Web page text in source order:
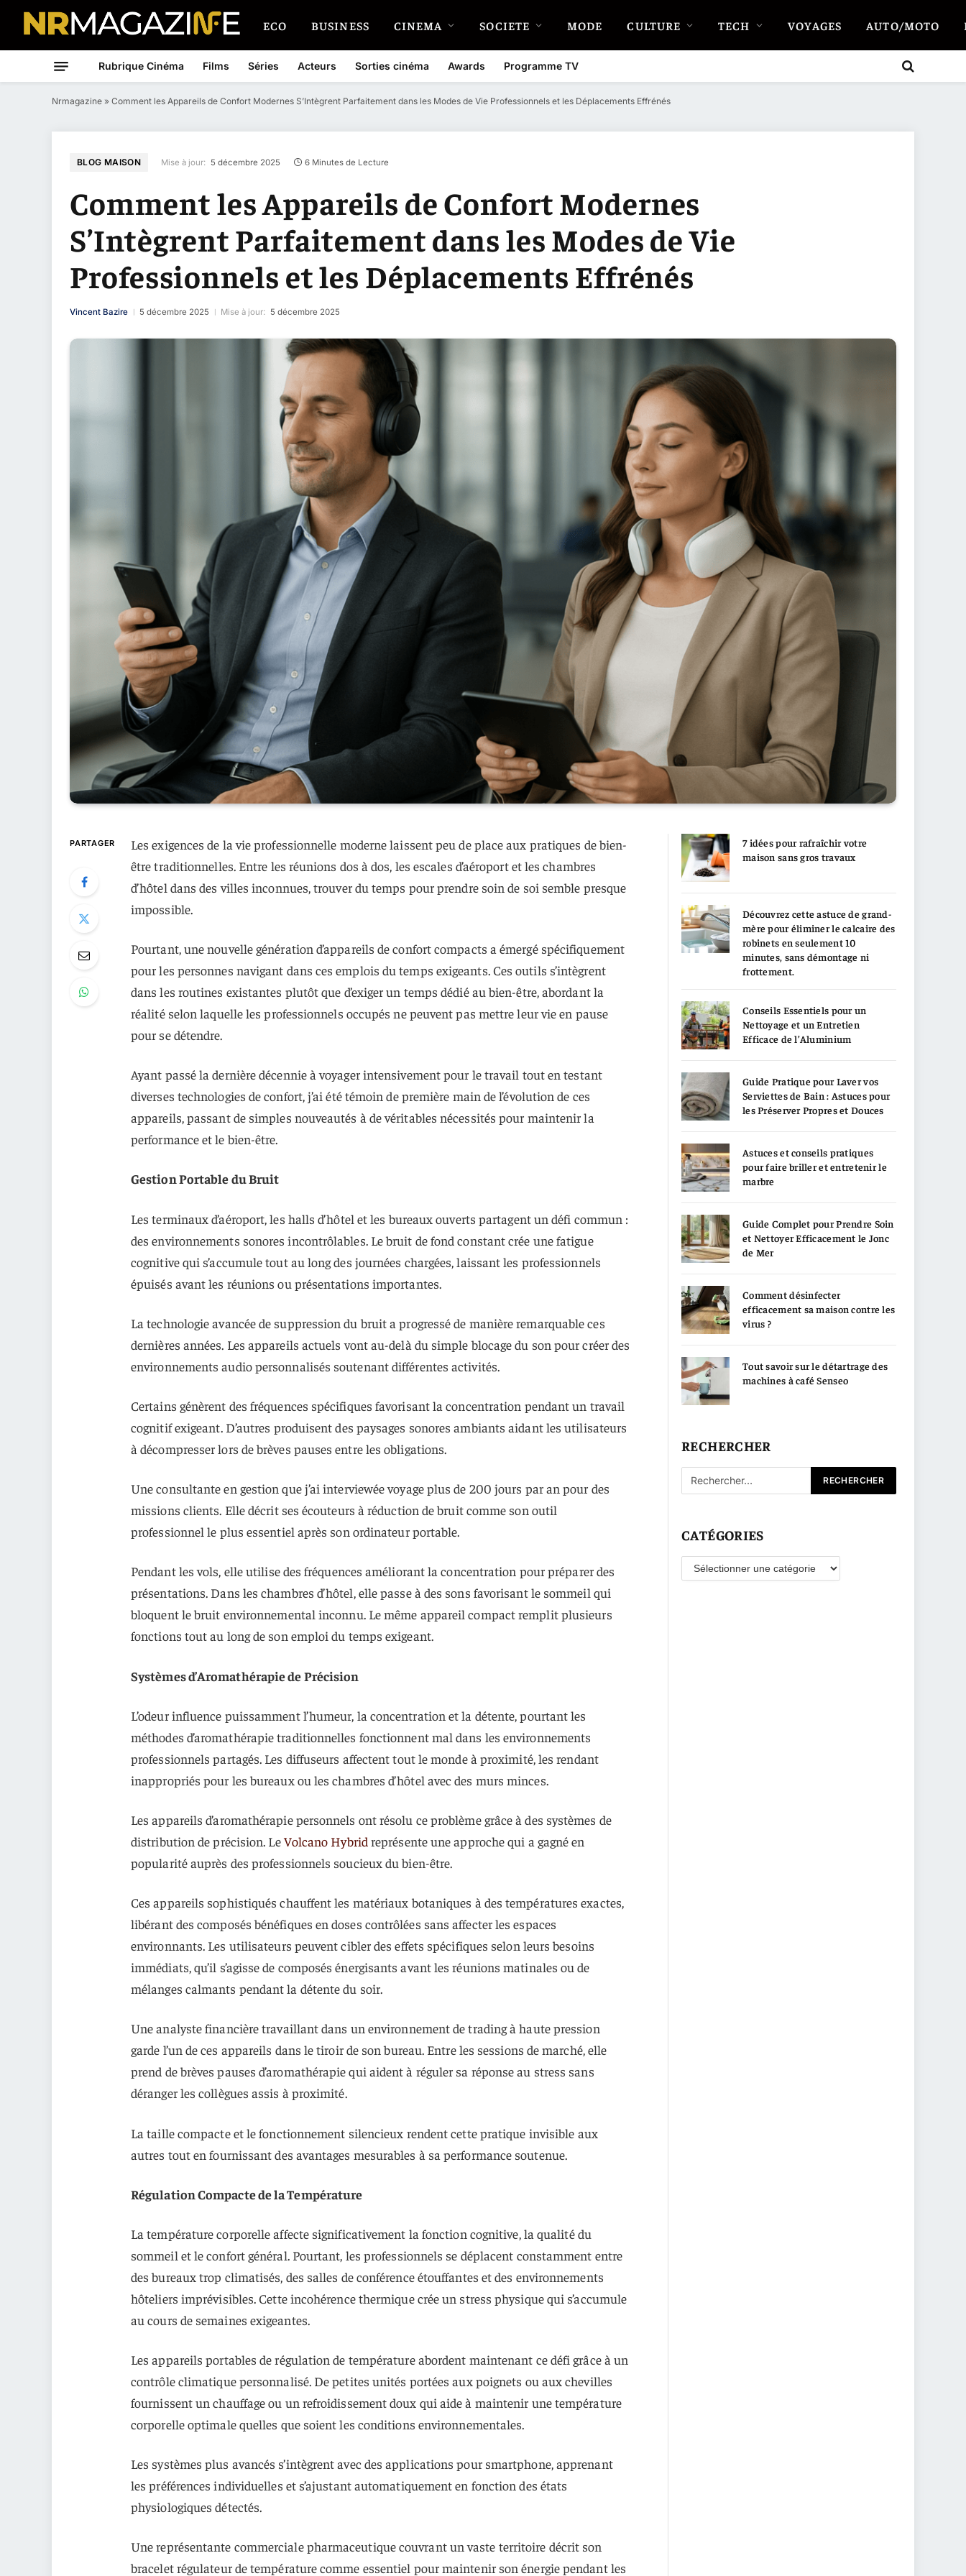
ECO BUSINESS CINEMA SOCIETE MODE CULTURE TECH VOYAGES AUTO/MOTO
Rubrique Cinéma Films Séries Acteurs Sorties cinéma Awards Programme TV
Nrmagazine » Comment les Appareils de Confort Modernes S’Intègrent Parfaitement dans les Modes de Vie Professionnels et les Déplacements Effrénés
BLOG MAISON Mise à jour: 5 décembre 2025 6 Minutes de Lecture
Comment les Appareils de Confort Modernes
S’Intègrent Parfaitement dans les Modes de Vie
Professionnels et les Déplacements Effrénés
Vincent Bazire 5 décembre 2025 Mise à jour: 5 décembre 2025
PARTAGER
Les exigences de la vie professionnelle moderne laissent peu de place aux pratiques de bien-
être traditionnelles. Entre les réunions dos à dos, les escales d’aéroport et les chambres
d’hôtel dans des villes inconnues, trouver du temps pour prendre soin de soi semble presque
impossible.
Pourtant, une nouvelle génération d’appareils de confort compacts a émergé spécifiquement
pour les personnes navigant dans ces emplois du temps exigeants. Ces outils s’intègrent
dans les routines existantes plutôt que d’exiger un temps dédié au bien-être, abordant la
réalité selon laquelle les professionnels occupés ne peuvent pas mettre leur vie en pause
pour se détendre.
Ayant passé la dernière décennie à voyager intensivement pour le travail tout en testant
diverses technologies de confort, j’ai été témoin de première main de l’évolution de ces
appareils, passant de simples nouveautés à de véritables nécessités pour maintenir la
performance et le bien-être.
Gestion Portable du Bruit
Les terminaux d’aéroport, les halls d’hôtel et les bureaux ouverts partagent un défi commun :
des environnements sonores incontrôlables. Le bruit de fond constant crée une fatigue
cognitive qui s’accumule tout au long des journées chargées, laissant les professionnels
épuisés avant les réunions ou présentations importantes.
La technologie avancée de suppression du bruit a progressé de manière remarquable ces
dernières années. Les appareils actuels vont au-delà du simple blocage du son pour créer des
environnements audio personnalisés soutenant différentes activités.
Certains génèrent des fréquences spécifiques favorisant la concentration pendant un travail
cognitif exigeant. D’autres produisent des paysages sonores ambiants aidant les utilisateurs
à décompresser lors de brèves pauses entre les obligations.
Une consultante en gestion que j’ai interviewée voyage plus de 200 jours par an pour des
missions clients. Elle décrit ses écouteurs à réduction de bruit comme son outil
professionnel le plus essentiel après son ordinateur portable.
Pendant les vols, elle utilise des fréquences améliorant la concentration pour préparer des
présentations. Dans les chambres d’hôtel, elle passe à des sons favorisant le sommeil qui
bloquent le bruit environnemental inconnu. Le même appareil compact remplit plusieurs
fonctions tout au long de son emploi du temps exigeant.
Systèmes d’Aromathérapie de Précision
L’odeur influence puissamment l’humeur, la concentration et la détente, pourtant les
méthodes d’aromathérapie traditionnelles fonctionnent mal dans les environnements
professionnels partagés. Les diffuseurs affectent tout le monde à proximité, les rendant
inappropriés pour les bureaux ou les chambres d’hôtel avec des murs minces.
Les appareils d’aromathérapie personnels ont résolu ce problème grâce à des systèmes de
distribution de précision. LeVolcano Hybridreprésente une approche qui a gagné en
popularité auprès des professionnels soucieux du bien-être.
Ces appareils sophistiqués chauffent les matériaux botaniques à des températures exactes,
libérant des composés bénéfiques en doses contrôlées sans affecter les espaces
environnants. Les utilisateurs peuvent cibler des effets spécifiques selon leurs besoins
immédiats, qu’il s’agisse de composés énergisants avant les réunions matinales ou de
mélanges calmants pendant la détente du soir.
Une analyste financière travaillant dans un environnement de trading à haute pression
garde l’un de ces appareils dans le tiroir de son bureau. Entre les sessions de marché, elle
prend de brèves pauses d’aromathérapie qui aident à réguler sa réponse au stress sans
déranger les collègues assis à proximité.
La taille compacte et le fonctionnement silencieux rendent cette pratique invisible aux
autres tout en fournissant des avantages mesurables à sa performance soutenue.
Régulation Compacte de la Température
La température corporelle affecte significativement la fonction cognitive, la qualité du
sommeil et le confort général. Pourtant, les professionnels se déplacent constamment entre
des bureaux trop climatisés, des salles de conférence étouffantes et des environnements
hôteliers imprévisibles. Cette incohérence thermique crée un stress physique qui s’accumule
au cours de semaines exigeantes.
Les appareils portables de régulation de température abordent maintenant ce défi grâce à un
contrôle climatique personnalisé. De petites unités portées aux poignets ou aux chevilles
fournissent un chauffage ou un refroidissement doux qui aide à maintenir une température
corporelle optimale quelles que soient les conditions environnementales.
Les systèmes plus avancés s’intègrent avec des applications pour smartphone, apprenant
les préférences individuelles et s’ajustant automatiquement en fonction des états
physiologiques détectés.
Une représentante commerciale pharmaceutique couvrant un vaste territoire décrit son
bracelet régulateur de température comme essentiel pour maintenir son énergie pendant les
7 idées pour rafraîchir votre
maison sans gros travaux
Découvrez cette astuce de grand-
mère pour éliminer le calcaire des
robinets en seulement 10
minutes, sans démontage ni
frottement.
Conseils Essentiels pour un
Nettoyage et un Entretien
Efficace de l’Aluminium
Guide Pratique pour Laver vos
Serviettes de Bain : Astuces pour
les Préserver Propres et Douces
Astuces et conseils pratiques
pour faire briller et entretenir le
marbre
Guide Complet pour Prendre Soin
et Nettoyer Efficacement le Jonc
de Mer
Comment désinfecter
efficacement sa maison contre les
virus ?
Tout savoir sur le détartrage des
machines à café Senseo
RECHERCHER
CATÉGORIES
Catégories